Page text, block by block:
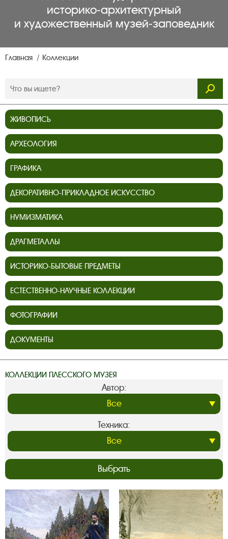
историко‑архитектурный
и художественный музей‑заповедник
Главная Коллекции
ЖИВОПИСЬ
АРХЕОЛОГИЯ
ГРАФИКА
ДЕКОРАТИВНО-ПРИКЛАДНОЕ ИСКУССТВО
НУМИЗМАТИКА
ДРАГМЕТАЛЛЫ
ИСТОРИКО-БЫТОВЫЕ ПРЕДМЕТЫ
ЕСТЕСТВЕННО-НАУЧНЫЕ КОЛЛЕКЦИИ
ФОТОГРАФИИ
ДОКУМЕНТЫ
КОЛЛЕКЦИИ ПЛЕССКОГО МУЗЕЯ
Автор:
Техника:
Выбрать